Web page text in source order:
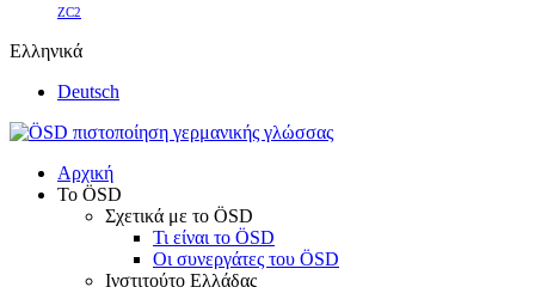
ZC2
Ελληνικά
Deutsch
Αρχική
Το ÖSD
Σχετικά με το ÖSD
Τι είναι το ÖSD
Οι συνεργάτες του ÖSD
Ινστιτούτο Ελλάδας